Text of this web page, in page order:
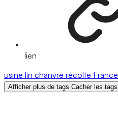
lien
usine lin chanvre récolte France
Afficher plus de tags Cacher les tags